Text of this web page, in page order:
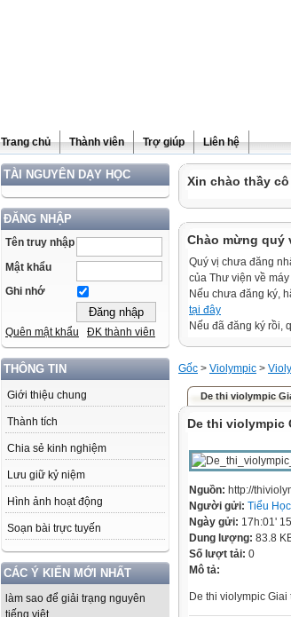
Trang chủ Thành viên Trợ giúp Liên hệ
TÀI NGUYÊN DẠY HỌC
ĐĂNG NHẬP
Tên truy nhập
Mật khẩu
Ghi nhớ
Quên mật khẩu ĐK thành viên
THÔNG TIN
Giới thiệu chung
Thành tích
Chia sẻ kinh nghiệm
Lưu giữ kỷ niệm
Hình ảnh hoạt động
Soạn bài trực tuyến
CÁC Ý KIẾN MỚI NHẤT
làm sao để giải trạng nguyên
tiếng việt ...
Xin chào thầy
Chào mừng quý
Quý vị chưa đăng
của Thư viện về
Nếu chưa đăng ký,
tại đây
Nếu đã đăng ký rồi,
Gốc > Violympic >
De thi violympic
De thi violympic
Nguồn: http://
Người gửi: Tiểu Học
Ngày gửi: 17h:01'
Dung lượng: 83.8
Số lượt tải: 0
Mô tả:
De thi violympic